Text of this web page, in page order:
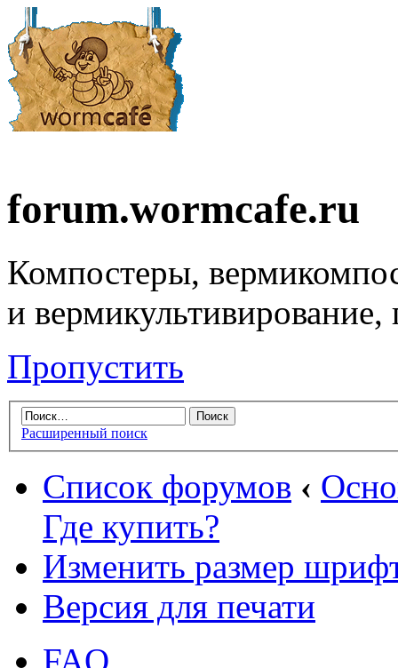
forum.wormcafe.ru
Компостеры,
и
Пропустить
Расширенный поиск
Список форумов ‹
Где купить?
Изменить размер
Версия для печати